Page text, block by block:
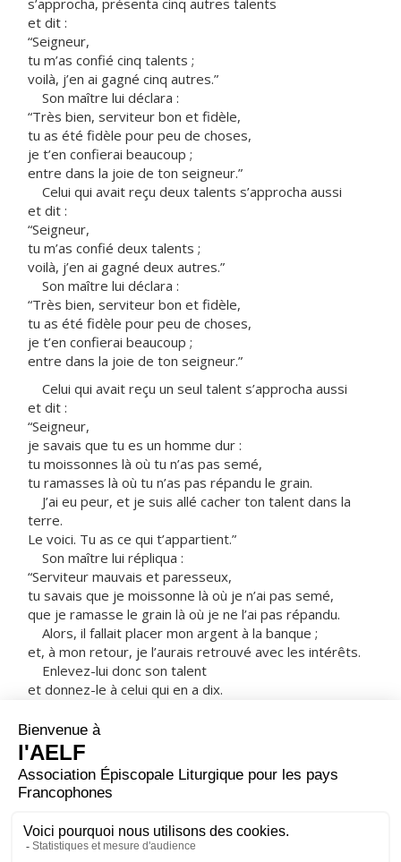
s’approcha, présenta cinq autres talents
et dit :
“Seigneur,
tu m’as confié cinq talents ;
voilà, j’en ai gagné cinq autres.”
Son maître lui déclara :
“Très bien, serviteur bon et fidèle,
tu as été fidèle pour peu de choses,
je t’en confierai beaucoup ;
entre dans la joie de ton seigneur.”
Celui qui avait reçu deux talents s’approcha aussi
et dit :
“Seigneur,
tu m’as confié deux talents ;
voilà, j’en ai gagné deux autres.”
Son maître lui déclara :
“Très bien, serviteur bon et fidèle,
tu as été fidèle pour peu de choses,
je t’en confierai beaucoup ;
entre dans la joie de ton seigneur.”
Celui qui avait reçu un seul talent s’approcha aussi
et dit :
“Seigneur,
je savais que tu es un homme dur :
tu moissonnes là où tu n’as pas semé,
tu ramasses là où tu n’as pas répandu le grain.
J’ai eu peur, et je suis allé cacher ton talent dans la
terre.
Le voici. Tu as ce qui t’appartient.”
Son maître lui répliqua :
“Serviteur mauvais et paresseux,
tu savais que je moissonne là où je n’ai pas semé,
que je ramasse le grain là où je ne l’ai pas répandu.
Alors, il fallait placer mon argent à la banque ;
et, à mon retour, je l’aurais retrouvé avec les intérêts.
Enlevez-lui donc son talent
et donnez-le à celui qui en a dix.
et il sera dans l’abondance ;
mais celui qui n’a rien
se verra enlever même ce qu’il a.
Quant à ce serviteur bon à rien,
jetez-le dans les ténèbres extérieures ;
là, il y aura des pleurs et des grincements de dents !” »
– Acclamons la Parole de Dieu.